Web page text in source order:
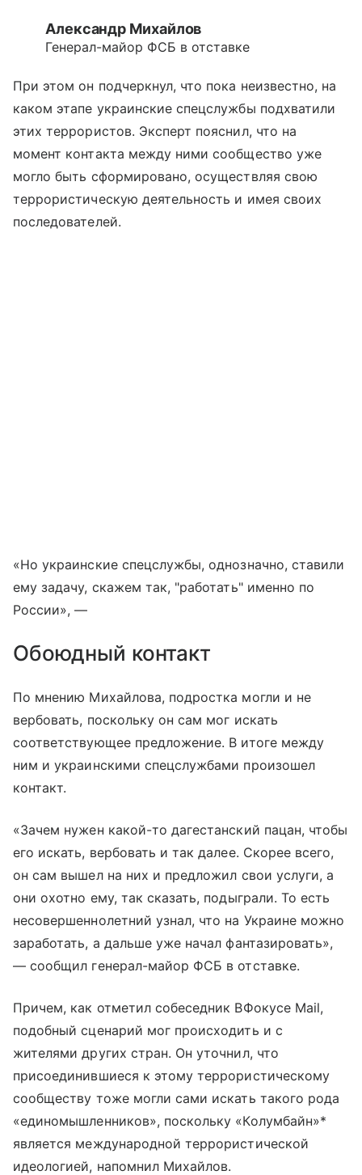
Александр Михайлов
Генерал-майор ФСБ в отставке
При этом он подчеркнул, что пока неизвестно, на
каком этапе украинские спецслужбы подхватили
этих террористов. Эксперт пояснил, что на
момент контакта между ними сообщество уже
могло быть сформировано, осуществляя свою
террористическую деятельность и имея своих
последователей.
«Но украинские спецслужбы, однозначно, ставили
ему задачу, скажем так, "работать" именно по
России», —
Обоюдный контакт
По мнению Михайлова, подростка могли и не
вербовать, поскольку он сам мог искать
соответствующее предложение. В итоге между
ним и украинскими спецслужбами произошел
контакт.
«Зачем нужен какой-то дагестанский пацан, чтобы
его искать, вербовать и так далее. Скорее всего,
он сам вышел на них и предложил свои услуги, а
они охотно ему, так сказать, подыграли. То есть
несовершеннолетний узнал, что на Украине можно
заработать, а дальше уже начал фантазировать»,
— сообщил генерал-майор ФСБ в отставке.
Причем, как отметил собеседник ВФокусе Mail,
подобный сценарий мог происходить и с
жителями других стран. Он уточнил, что
присоединившиеся к этому террористическому
сообществу тоже могли сами искать такого рода
«единомышленников», поскольку «Колумбайн»*
является международной террористической
идеологией, напомнил Михайлов.